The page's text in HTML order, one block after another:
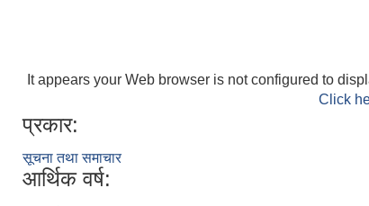
It appears your Web browser is not configured to
Click
प्रकार:
सूचना तथा समाचार
आर्थिक वर्ष: